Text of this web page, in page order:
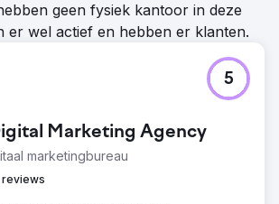
geen fysiek kantoor in deze
er wel actief en hebben er klanten.
Marketing Agency
marketingbureau
reviews
5